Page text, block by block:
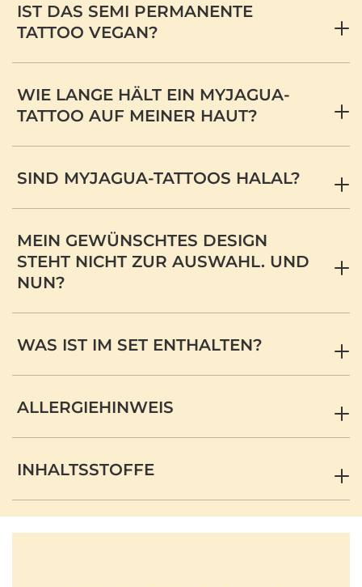
IST DAS SEMI PERMANENTE
TATTOO VEGAN?
WIE LANGE HÄLT EIN MYJAGUA-
TATTOO AUF MEINER HAUT?
SIND MYJAGUA-TATTOOS HALAL?
MEIN GEWÜNSCHTES DESIGN
STEHT NICHT ZUR AUSWAHL. UND
NUN?
WAS IST IM SET ENTHALTEN?
ALLERGIEHINWEIS
INHALTSSTOFFE